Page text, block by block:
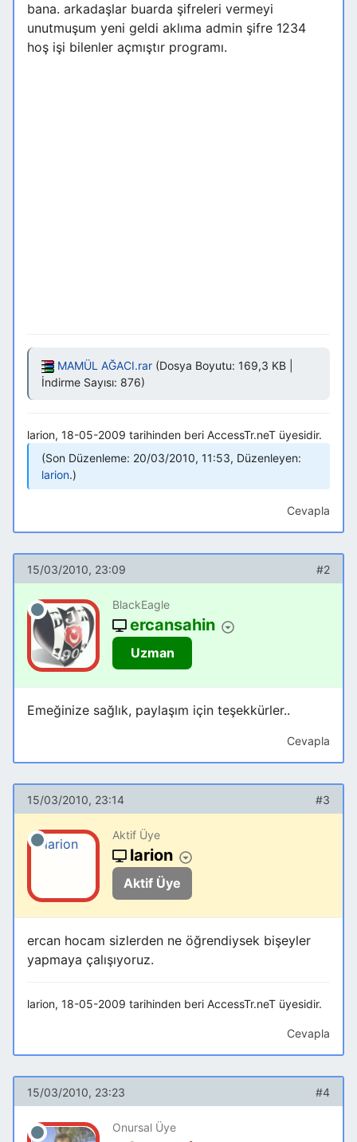
bana. arkadaşlar buarda şifreleri vermeyi
unutmuşum yeni geldi aklıma admin şifre 1234
hoş işi bilenler açmıştır programı.
MAMÜL AĞACI.rar(Dosya Boyutu: 169,3 KB |
İndirme Sayısı: 876)
larion, 18-05-2009 tarihinden beri AccessTr.neT üyesidir.
Son Düzenleme: 20/03/2010, 11:53, Düzenleyen:
larion.
Cevapla
15/03/2010, 23:09 #2
BlackEagle
ercansahin
Uzman
Emeğinize sağlık, paylaşım için teşekkürler..
Cevapla
15/03/2010, 23:14 #3
Aktif Üye
larion
Aktif Üye
ercan hocam sizlerden ne öğrendiysek bişeyler
yapmaya çalışıyoruz.
larion, 18-05-2009 tarihinden beri AccessTr.neT üyesidir.
Cevapla
15/03/2010, 23:23 #4
Onursal Üye